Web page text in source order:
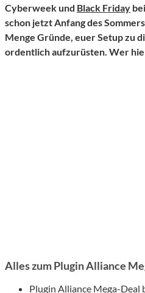
Cyberweek und Black Friday
schon jetzt Anfang des
Menge Gründe, euer Setup zu
ordentlich aufzurüsten. Wer
Alles zum Plugin Alliance
Plugin Alliance Mega-Deal